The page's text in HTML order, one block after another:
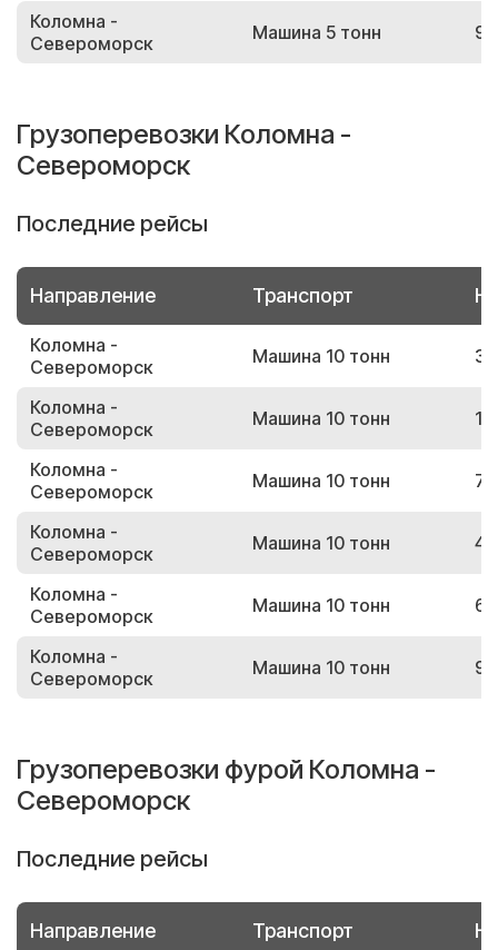
Коломна -
Североморск
Машина 5 тонн
Грузоперевозки Коломна -
Североморск
Последние рейсы
Направление Транспорт
Коломна -
Североморск
Машина 10 тонн
Коломна -
Североморск
Машина 10 тонн
Коломна -
Североморск
Машина 10 тонн
Коломна -
Североморск
Машина 10 тонн
Коломна -
Североморск
Машина 10 тонн
Коломна -
Североморск
Машина 10 тонн
Грузоперевозки фурой Коломна -
Североморск
Последние рейсы
Направление Транспорт